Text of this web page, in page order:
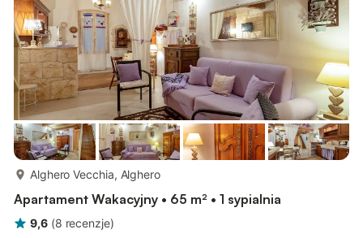
niepal...
Alghero Vecchia, Alghero
Apartament Wakacyjny • 65 m² • 1 sypialnia
9,6 (8 recenzje)